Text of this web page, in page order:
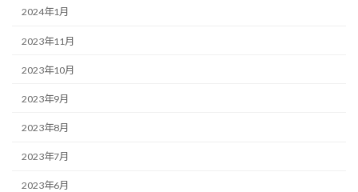
2024年1月
2023年11月
2023年10月
2023年9月
2023年8月
2023年7月
2023年6月